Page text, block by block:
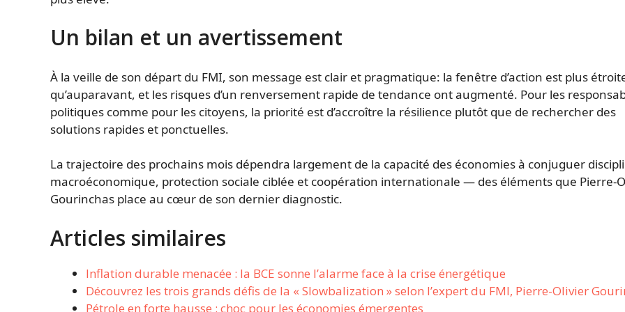
Un bilan et un avertissement
À la veille de son départ du FMI, son message est clair et pragmatique: la fenêtre d’action est plus
qu’auparavant, et les risques d’un renversement rapide de tendance ont augmenté. Pour les
politiques comme pour les citoyens, la priorité est d’accroître la résilience plutôt que de rechercher des
solutions rapides et ponctuelles.
La trajectoire des prochains mois dépendra largement de la capacité des économies à conjuguer
macroéconomique, protection sociale ciblée et coopération internationale — des éléments que Pierre-
Gourinchas place au cœur de son dernier diagnostic.
Articles similaires
Inflation durable menacée : la BCE sonne l’alarme face à la crise énergétique
Découvrez les trois grands défis de la « Slowbalization » selon l’expert du FMI, Pierre-Olivier
Pétrole en forte hausse : choc pour les économies émergentes